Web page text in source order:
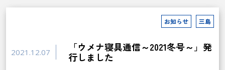
お知らせ 三島
2021.12.07
「ウメナ寝具通信～2021冬号～」発
行しました